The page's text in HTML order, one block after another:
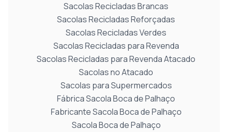
Sacolas Recicladas Brancas
Sacolas Recicladas Reforçadas
Sacolas Recicladas Verdes
Sacolas Recicladas para Revenda
Sacolas Recicladas para Revenda Atacado
Sacolas no Atacado
Sacolas para Supermercados
Fábrica Sacola Boca de Palhaço
Fabricante Sacola Boca de Palhaço
Sacola Boca de Palhaço